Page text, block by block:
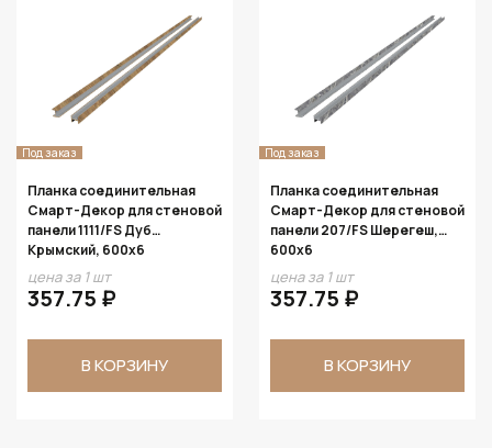
Под заказ
Планка соединительная
Смарт-Декор для стеновой
панели 1111/FS Дуб
Крымский, 600x6
цена за 1 шт
357.75 ₽
В КОРЗИНУ
Под заказ
Планка соединительная
Смарт-Декор для стеновой
панели 207/FS Шерегеш,
600x6
цена за 1 шт
357.75 ₽
В КОРЗИНУ